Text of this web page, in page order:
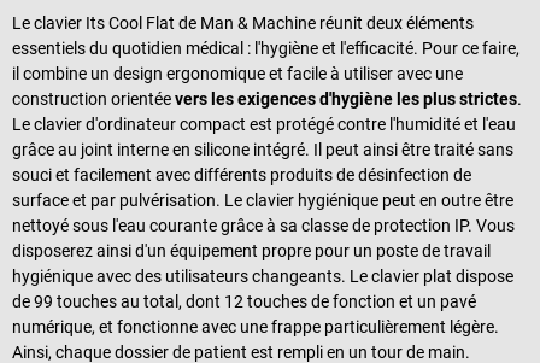
Le clavier Its Cool Flat de Man & Machine réunit deux éléments
essentiels du quotidien médical : l'hygiène et l'efficacité. Pour ce faire,
il combine un design ergonomique et facile à utiliser avec une
construction orientéevers les exigences d'hygiène les plus strictes.
Le clavier d'ordinateur compact est protégé contre l'humidité et l'eau
grâce au joint interne en silicone intégré. Il peut ainsi être traité sans
souci et facilement avec différents produits de désinfection de
surface et par pulvérisation. Le clavier hygiénique peut en outre être
nettoyé sous l'eau courante grâce à sa classe de protection IP. Vous
disposerez ainsi d'un équipement propre pour un poste de travail
hygiénique avec des utilisateurs changeants. Le clavier plat dispose
de 99 touches au total, dont 12 touches de fonction et un pavé
numérique, et fonctionne avec une frappe particulièrement légère.
Ainsi, chaque dossier de patient est rempli en un tour de main.